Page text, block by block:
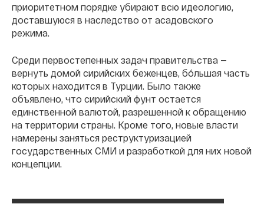
приоритетном порядке убирают всю идеологию,
доставшуюся в наследство от асадовского
режима.
Среди первостепенных задач правительства —
вернуть домой сирийских беженцев, бóльшая часть
которых находится в Турции. Было также
объявлено, что сирийский фунт остается
единственной валютой, разрешенной к обращению
на территории страны. Кроме того, новые власти
намерены заняться реструктуризацией
государственных СМИ и разработкой для них новой
концепции.